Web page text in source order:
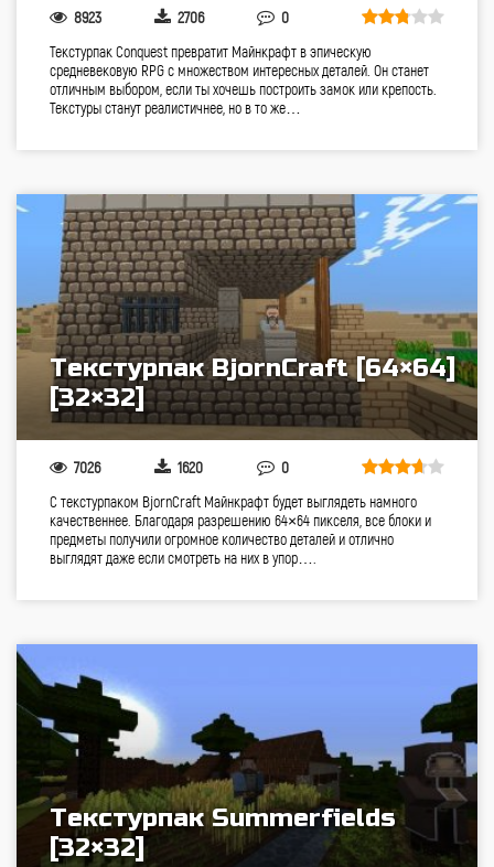
8923 2706 0
Текстурпак Conquest превратит Майнкрафт в эпическую
средневековую RPG с множеством интересных деталей. Он станет
отличным выбором, если ты хочешь построить замок или крепость.
Текстуры станут реалистичнее, но в то же…
Текстурпак BjornCraft [64×64]
[32×32]
7026 1620 0
С текстурпаком BjornCraft Майнкрафт будет выглядеть намного
качественнее. Благодаря разрешению 64×64 пикселя, все блоки и
предметы получили огромное количество деталей и отлично
выглядят даже если смотреть на них в упор….
Текстурпак Summerfields
[32×32]